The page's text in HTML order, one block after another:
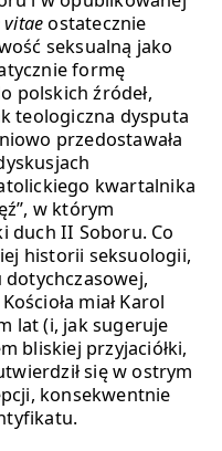
vitae ostatecznie
seksualną jako
formę
polskich źródeł,
teologiczna dysputa
przedostawała
kwartalnika
w którym
duch II Soboru. Co
historii seksuologii,
miał Karol
lat (i, jak sugeruje
bliskiej przyjaciółki,
się w ostrym
konsekwentnie